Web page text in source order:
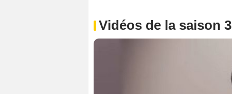
Vidéos de la saison 3